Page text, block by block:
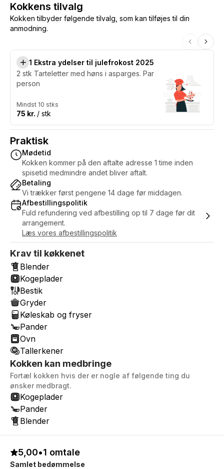
Kokkens tilvalg
Kokken tilbyder følgende tilvalg, som kan tilføjes til din
anmodning.
1 Ekstra ydelser til julefrokost 2025
2 stk Tarteletter med høns i asparges. Par
person
Mindst 10 stks
75 kr. / stk
Praktisk
Mødetid
Kokken kommer på den aftalte adresse 1 time inden
spisetid medmindre andet bliver aftalt.
Betaling
Vi trækker først pengene 14 dage før middagen.
Afbestillingspolitik
Fuld refundering ved afbestilling op til 7 dage før dit
arrangement.
Læs vores afbestillingspolitik
Krav til køkkenet
Blender
Kogeplader
Bestik
Gryder
Køleskab og fryser
Pander
Ovn
Tallerkener
Kokken kan medbringe
Fortæl kokken hvis der er nogle af følgende ting du
ønsker medbragt.
Kogeplader
Pander
Blender
5,00•1 omtale
Samlet bedømmelse